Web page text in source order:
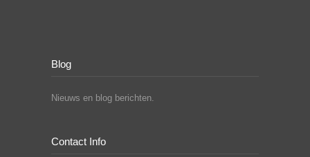
Blog
Nieuws en blog berichten.
Contact Info